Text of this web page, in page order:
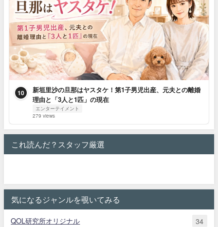
10
新垣里沙の旦那はヤスタケ！第1子男児出産、元夫との離婚
理由と「3人と1匹」の現在
エンターテイメント
279 views
これ読んだ？スタッフ厳選
気になるジャンルを覗いてみる
QOL研究所オリジナル 34